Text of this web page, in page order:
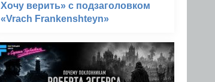
Хочу верить» с подзаголовком
«Vrach Frankenshteyn»